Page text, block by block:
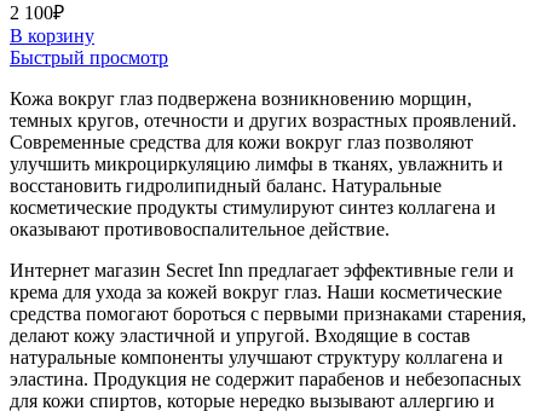
2 100₽
В корзину
Быстрый просмотр
Кожа вокруг глаз подвержена возникновению морщин,
темных кругов, отечности и других возрастных проявлений.
Современные средства для кожи вокруг глаз позволяют
улучшить микроциркуляцию лимфы в тканях, увлажнить и
восстановить гидролипидный баланс. Натуральные
косметические продукты стимулируют синтез коллагена и
оказывают противовоспалительное действие.
Интернет магазин Secret Inn предлагает эффективные гели и
крема для ухода за кожей вокруг глаз. Наши косметические
средства помогают бороться с первыми признаками старения,
делают кожу эластичной и упругой. Входящие в состав
натуральные компоненты улучшают структуру коллагена и
эластина. Продукция не содержит парабенов и небезопасных
для кожи спиртов, которые нередко вызывают аллергию и